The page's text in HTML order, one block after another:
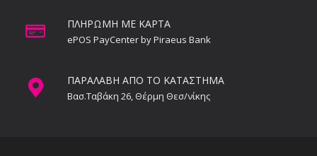
ΠΛΗΡΩΜΗ ΜΕ ΚΑΡΤΑ
ePOS PayCenter by Piraeus Bank
ΠΑΡΑΛΑΒΗ ΑΠΟ ΤΟ ΚΑΤΑΣΤΗΜΑ
Βασ.Ταβάκη 26, Θέρμη Θεσ/νίκης